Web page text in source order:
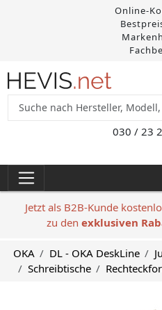
Online-
030 / 23
Jetzt als B2B-Kunde
zu den exklusiven
OKA DL - OKA DeskLine
Schreibtische